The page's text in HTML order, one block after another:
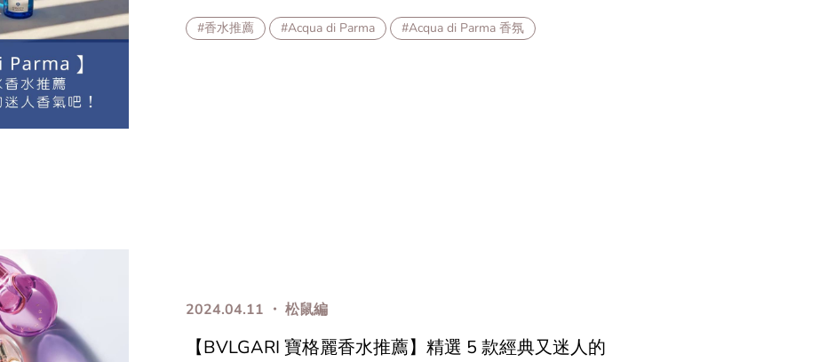
#香水推薦 #Acqua di Parma #Acqua di Parma 香氛
2024.04.11 ・ 松鼠編
【BVLGARI 寶格麗香水推薦】精選 5 款經典又迷人的